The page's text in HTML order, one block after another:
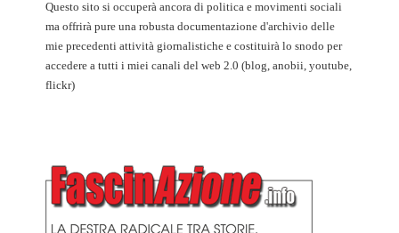
Questo sito si occuperà ancora di politica e movimenti sociali
ma offrirà pure una robusta documentazione d'archivio delle
mie precedenti attività giornalistiche e costituirà lo snodo per
accedere a tutti i miei canali del web 2.0 (blog, anobii, youtube,
flickr)